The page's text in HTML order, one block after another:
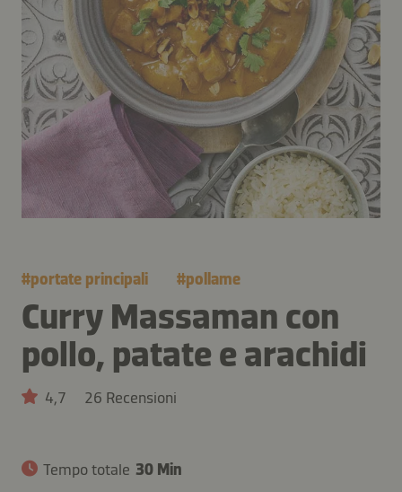
#portate principali #pollame
Curry Massaman con
pollo, patate e arachidi
4,7 26 Recensioni
Tempo totale 30 Min